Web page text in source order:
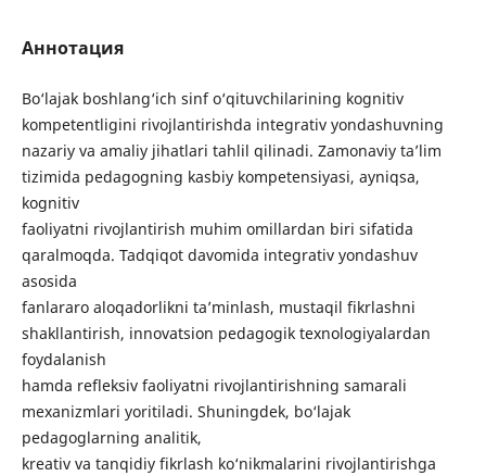
Аннотация
Bo‘lajak boshlang‘ich sinf o‘qituvchilarining kognitiv
kompetentligini rivojlantirishda integrativ yondashuvning
nazariy va amaliy jihatlari tahlil qilinadi. Zamonaviy ta’lim
tizimida pedagogning kasbiy kompetensiyasi, ayniqsa,
kognitiv
faoliyatni rivojlantirish muhim omillardan biri sifatida
qaralmoqda. Tadqiqot davomida integrativ yondashuv
asosida
fanlararo aloqadorlikni ta’minlash, mustaqil fikrlashni
shakllantirish, innovatsion pedagogik texnologiyalardan
foydalanish
hamda refleksiv faoliyatni rivojlantirishning samarali
mexanizmlari yoritiladi. Shuningdek, bo‘lajak
pedagoglarning analitik,
kreativ va tanqidiy fikrlash ko‘nikmalarini rivojlantirishga